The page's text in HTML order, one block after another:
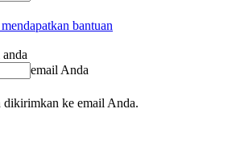
bantuan
email Anda
dikirimkan ke email Anda.